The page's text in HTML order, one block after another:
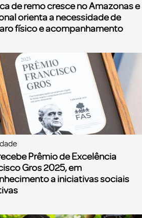
de remo cresce no Amazonas e
orienta a necessidade de
físico e acompanhamento
Prêmio de Excelência
Gros 2025, em
a iniciativas sociais